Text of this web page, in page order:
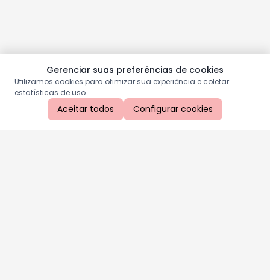
Gerenciar suas preferências de cookies
Utilizamos cookies para otimizar sua experiência e coletar
estatísticas de uso.
Aceitar todos Configurar cookies